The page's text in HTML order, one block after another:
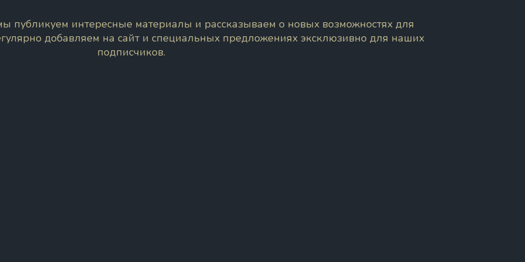
публикуем интересные материалы и рассказываем о новых возможностях для
добавляем на сайт и специальных предложениях эксклюзивно для наших
подписчиков.